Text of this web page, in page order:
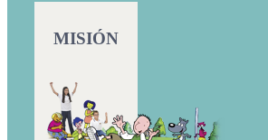
MISIÓN